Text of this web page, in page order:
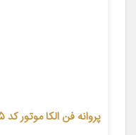
پروانه فن الکا موتور کد 15 مناسب برای پژو 405